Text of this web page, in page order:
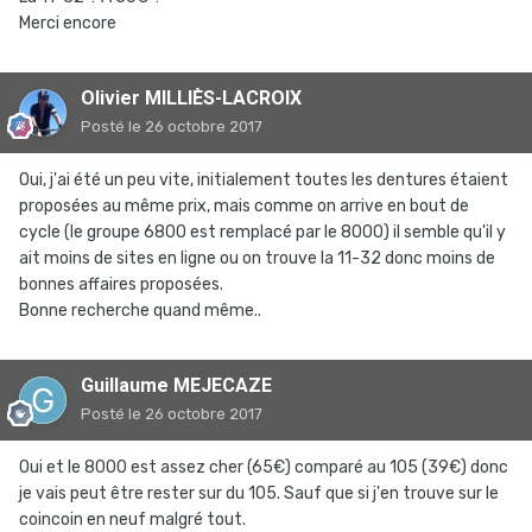
Merci encore
Olivier MILLIÈS-LACROIX
Posté le 26 octobre 2017
Oui, j'ai été un peu vite, initialement toutes les dentures étaient
proposées au même prix, mais comme on arrive en bout de
cycle (le groupe 6800 est remplacé par le 8000) il semble qu'il y
ait moins de sites en ligne ou on trouve la 11-32 donc moins de
bonnes affaires proposées.
Bonne recherche quand même..
Guillaume MEJECAZE
Posté le 26 octobre 2017
Oui et le 8000 est assez cher (65€) comparé au 105 (39€) donc
je vais peut être rester sur du 105. Sauf que si j'en trouve sur le
coincoin en neuf malgré tout.